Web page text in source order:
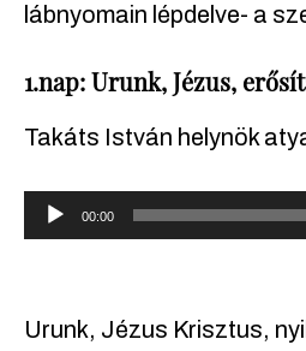
lábnyomain lépdelve- a
1.nap: Urunk, Jézus,
Takáts István helynök
Audió
lejátszó
00:00
Urunk, Jézus Krisztus,